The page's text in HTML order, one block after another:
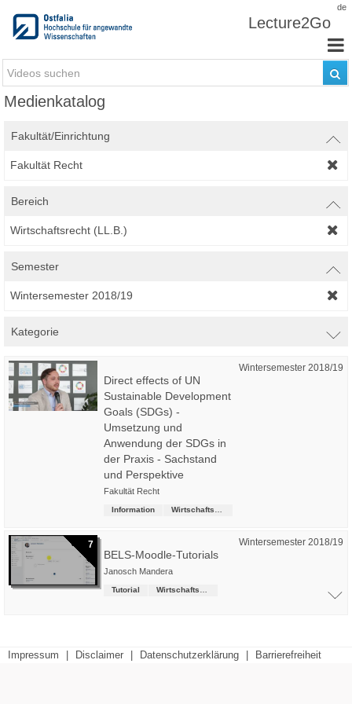
de
Lecture2Go
Medienkatalog
Fakultät/Einrichtung
Fakultät Recht
Bereich
Wirtschaftsrecht (LL.B.)
Semester
Wintersemester 2018/19
Kategorie
Wintersemester 2018/19
Direct effects of UN
Sustainable Development
Goals (SDGs) -
Umsetzung und
Anwendung der SDGs in
der Praxis - Sachstand
und Perspektive
Fakultät Recht
Information
7 Wintersemester 2018/19
BELS-Moodle-Tutorials
Janosch Mandera
Tutorial
Impressum Disclaimer Datenschutzerklärung Barrierefreiheit